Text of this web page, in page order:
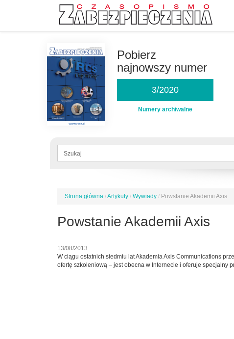
Pobierz
najnowszy numer
3/2020
Numery archiwalne
Formularz
Jesteś
Strona główna /Artykuły / Wywiady / Powstanie Akademii Axis
Powstanie Akademii Axis
13/08/2013
W ciągu ostatnich siedmiu lat Akademia Axis Communications
ofertę szkoleniową – jest obecna w Internecie i oferuje specjalny